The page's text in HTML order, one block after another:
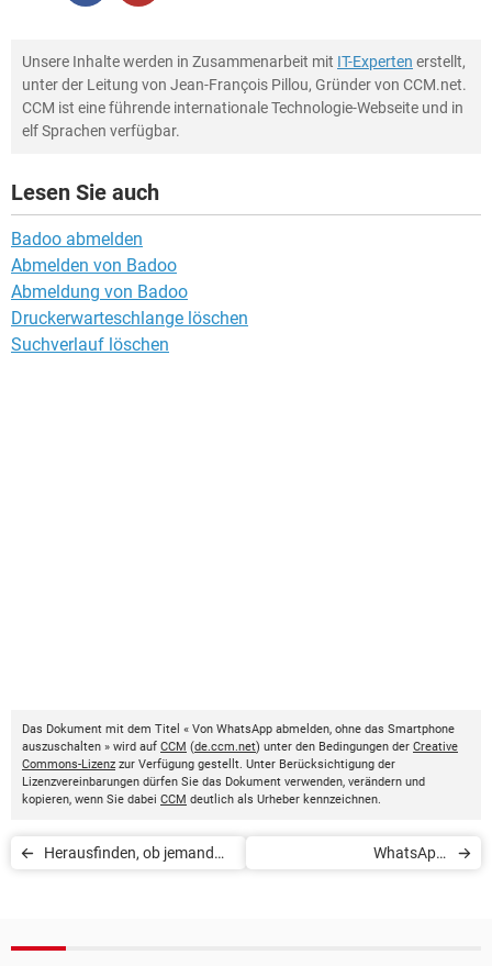
Unsere Inhalte werden in Zusammenarbeit mit IT-Experten erstellt,
unter der Leitung von Jean-François Pillou, Gründer von CCM.net.
CCM ist eine führende internationale Technologie-Webseite und in
elf Sprachen verfügbar.
Lesen Sie auch
Badoo abmelden
Abmelden von Badoo
Abmeldung von Badoo
Druckerwarteschlange löschen
Suchverlauf löschen
Das Dokument mit dem Titel « Von WhatsApp abmelden, ohne das Smartphone
auszuschalten » wird auf CCM (de.ccm.net) unter den Bedingungen der Creative
Commons-Lizenz zur Verfügung gestellt. Unter Berücksichtigung der
Lizenzvereinbarungen dürfen Sie das Dokument verwenden, verändern und
kopieren, wenn Sie dabei CCM deutlich als Urheber kennzeichnen.
Herausfinden, ob jemand
WhatsApp: